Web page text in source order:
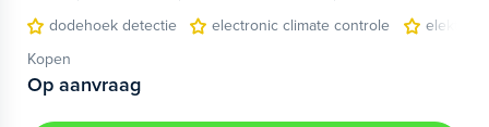
dodehoek detectie
electronic climate controle
Kopen
Op aanvraag